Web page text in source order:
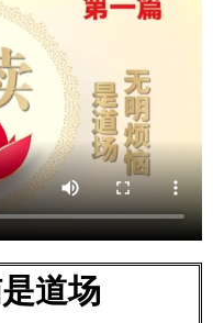
道场